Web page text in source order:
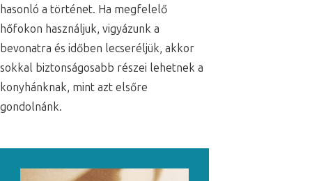
hasonló a történet. Ha megfelelő
hőfokon használjuk, vigyázunk a
bevonatra és időben lecseréljük, akkor
sokkal biztonságosabb részei lehetnek a
konyhánknak, mint azt elsőre
gondolnánk.